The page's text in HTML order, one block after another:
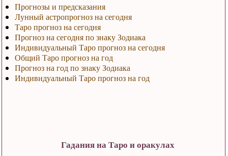
Прогнозы и предсказания
Лунный астропрогноз на сегодня
Таро прогноз на сегодня
Прогноз на сегодня по знаку Зодиака
Индивидуальный Таро прогноз на сегодня
Общий Таро прогноз на год
Прогноз на год по знаку Зодиака
Индивидуальный Таро прогноз на год
Гадания на Таро и оракулах